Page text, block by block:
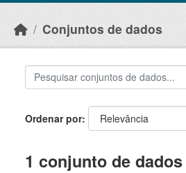
Conjuntos de dados
Ordenar por
1 conjunto de